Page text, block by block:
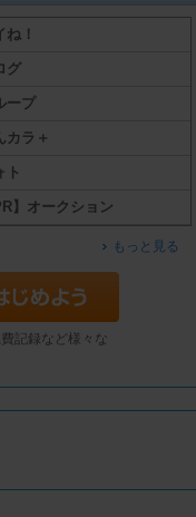
ね！
グ
ープ
カラ＋
ト
】オークション
もっと見る
記録など様々な